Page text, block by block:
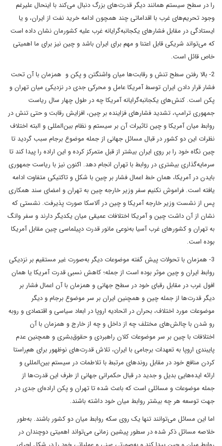
را در سطح سیستم همانند دیگر قدرت‌های بزرگ دنبال می‌کند با اینحال علیرغم
وجود تحریم‌های غرب با اقداماتی چند همچون ادامه خرید نفت از ایران، و یا
ایستادگی در مقابل فشارهای یکجانبه‌گرایانه غرب علیه کشورمان نشان داده است
که می‌تواند شریکی قابل اعتنا و مهم برای ایران باشد و چین نیز برای ما اهمیتی
خاص قائل است.
2- بالا رفتن سطح تنش و رقابت‌ها میان واشنگتن و پکن و همزمان با آن تحت
فشار قرار دادن ایران توسط آمریکا عامل و محرکی جدی در نزدیکی میان تهران و
پکن است. کنش‌های یکجانبه‌گرایانه آمریکا چه در طول چهار سال ریاست
جمهوری ترامپ، تشدید فشارهای فزاینده بر چین، افزایش رقابت و حتی تنش در
روابط میان آمریکا و چین تاثیرات آن بر سیستم و نظام بین‌المللی و البته اختلاف
نظرات این دو کشور در قبال مسائل جهانی از جمله موضوع برجام سبب گردید تا
چین نگاه خود را بر روی ایران بیشتر از قبل متمرکز کرده و این اراده را پیدا کند تا
سرمایه‌گذاری بیشتری در روابط با تهران انجام دهد. اکنون نیز با ریاست جمهوری
بایدن در آمریکا، همان خط اعمال فشار بر چین با شکل و تاکتیکی متفاوت ادامه
یافته است. فراموش نکنیم سفر وزیر خارجه چین به تهران و امضای سند همکاری
پس از نشست وزیر خارجه آمریکا و چین در آلاسکا صورت پذیرفت. نشستی که
نشان از آن داشت چین و آمریکا اختلافات عمیقی میان یکدیگر دارند و سفر وانگ
به تهران و کشورهای غرب آسیا به‌نوعی مانور قدرت دپیلماسی چین مقابل آمریکا
بوده است.
3- همزمان با تحولات پیش گفته موضوعات دیگر به‌صورت غیر مستقیم بر نزدیکی
روابط ایران و چین موثر بوده است از جمله؛ کاهش نسبی قدرت آمریکا یا همان
افول غرب در مقابل رقبای خود در سطح جهانی و همزمان با آن اعمال فشار بر
دیگر قدرت‌ها از جمله چین و همچنین ایران بر سر موضوع برجام و دیگر
موضوعات مورد اختلاف، بحران در اتحادیه اروپا در ابعاد سیاسی و اقتصادی و روبه
رو شدن با چالش‌های مختلف چه از داخل و چه از خارج و همزمان با آن
اختلافات با چین بر سر موضوعات کلان راهبردی و حقوق‌بشری و همچنین عدم
پایبندی اروپا به تعهدات برجامی با ایران، تلاش قدرت‌های نوظهور برای هم‌راستا
کردن منافع خود در مقابل روندهای مرتبط با تلاطمات در سیستم بین‌المللی و
ارائه ایده‌هایی بدیل و جدید در قبال حکمرانی جهانی از طرف این قدرت‌ها از
جمله موضوعات و مسائلی است که باعث شده تا تهران و پکن اراده‌ای جدی در
جهت توسعه هر چه بیشتر روابط میان خود داشته باشند.
اما این مسائل می‌توانند تنها یک روی سکه روابط میان دو کشور باشند. به‌طور
خلاصه مسائل ذکر شده در سطور پیشین زمانی می‌تواند اهمیتی دوچندان در